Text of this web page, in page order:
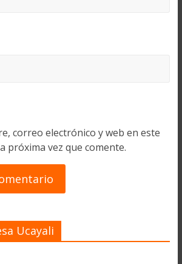
correo electrónico y web en este
próxima vez que comente.
Ucayali